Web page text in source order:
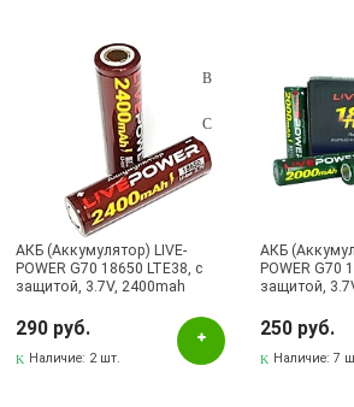
АКБ (Аккумулятор) LIVE-
POWER G70 18650 LTE38, с
защитой, 3.7V, 2400mah
290 руб.
Наличие: 2 шт.
АКБ
POWER G70
защитой,
250 руб.
Наличие:7